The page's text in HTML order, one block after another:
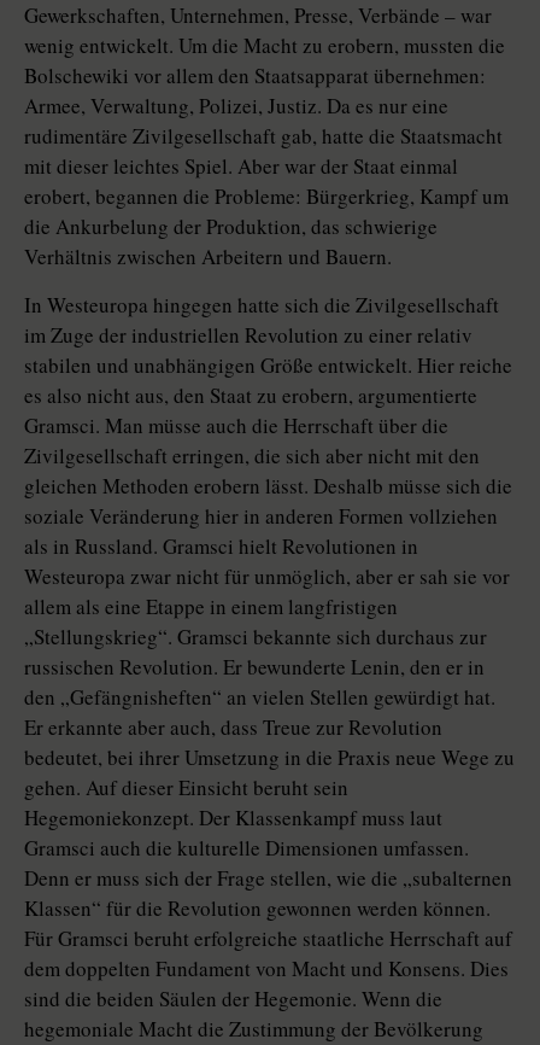
Gewerkschaften, Unternehmen, Presse, Verbände – war
wenig entwickelt. Um die Macht zu erobern, mussten die
Bolschewiki vor allem den Staatsapparat übernehmen:
Armee, Verwaltung, Polizei, Justiz. Da es nur eine
rudimentäre Zivilgesellschaft gab, hatte die Staatsmacht
mit dieser leichtes Spiel. Aber war der Staat einmal
erobert, begannen die Probleme: Bürgerkrieg, Kampf um
die Ankurbelung der Produktion, das schwierige
Verhältnis zwischen Arbeitern und Bauern.
In Westeuropa hingegen hatte sich die Zivilgesellschaft
im Zuge der industriellen Revolution zu einer relativ
stabilen und unabhängigen Größe entwickelt. Hier reiche
es also nicht aus, den Staat zu erobern, argumentierte
Gramsci. Man müsse auch die Herrschaft über die
Zivilgesellschaft erringen, die sich aber nicht mit den
gleichen Methoden erobern lässt. Deshalb müsse sich die
soziale Veränderung hier in anderen Formen vollziehen
als in Russland. Gramsci hielt Revolutionen in
Westeuropa zwar nicht für unmöglich, aber er sah sie vor
allem als eine Etappe in einem langfristigen
„Stellungskrieg“. Gramsci bekannte sich durchaus zur
russischen Revolution. Er bewunderte Lenin, den er in
den „Gefängnisheften“ an vielen Stellen gewürdigt hat.
Er erkannte aber auch, dass Treue zur Revolution
bedeutet, bei ihrer Umsetzung in die Praxis neue Wege zu
gehen. Auf dieser Einsicht beruht sein
Hegemoniekonzept. Der Klassenkampf muss laut
Gramsci auch die kulturelle Dimensionen umfassen.
Denn er muss sich der Frage stellen, wie die „subalternen
Klassen“ für die Revolution gewonnen werden können.
Für Gramsci beruht erfolgreiche staatliche Herrschaft auf
dem doppelten Fundament von Macht und Konsens. Dies
sind die beiden Säulen der Hegemonie. Wenn die
hegemoniale Macht die Zustimmung der Bevölkerung